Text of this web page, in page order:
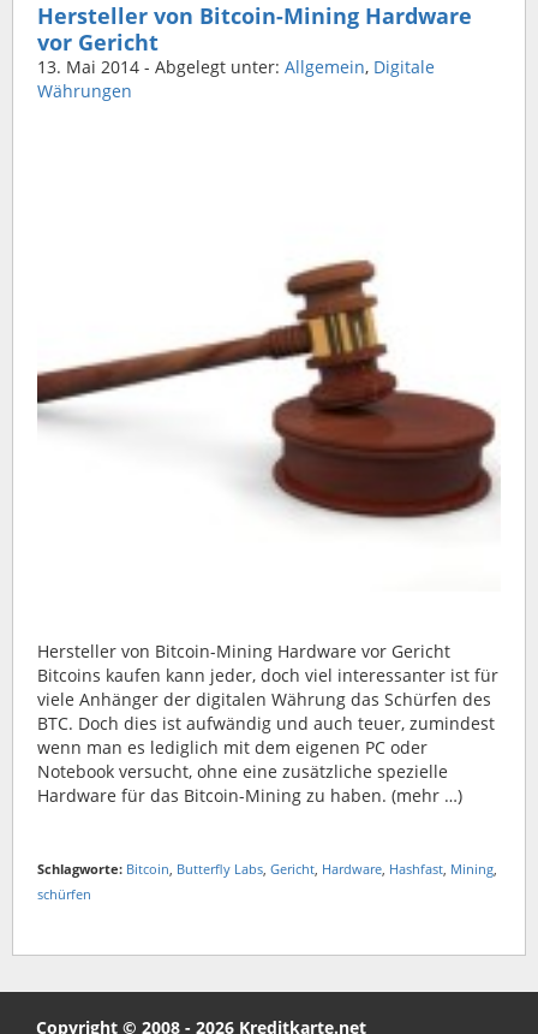
Hersteller von Bitcoin-Mining Hardware
vor Gericht
13. Mai 2014 - Abgelegt unter: Allgemein, Digitale
Währungen
Hersteller von Bitcoin-Mining Hardware vor Gericht
Bitcoins kaufen kann jeder, doch viel interessanter ist für
viele Anhänger der digitalen Währung das Schürfen des
BTC. Doch dies ist aufwändig und auch teuer, zumindest
wenn man es lediglich mit dem eigenen PC oder
Notebook versucht, ohne eine zusätzliche spezielle
Hardware für das Bitcoin-Mining zu haben. (mehr …)
Schlagworte: Bitcoin, Butterfly Labs, Gericht, Hardware, Hashfast, Mining,
schürfen
Copyright © 2008 - 2026 Kreditkarte.net